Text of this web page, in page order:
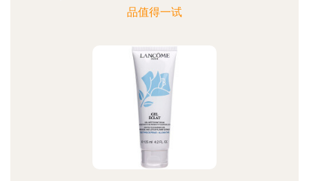
品值得一试